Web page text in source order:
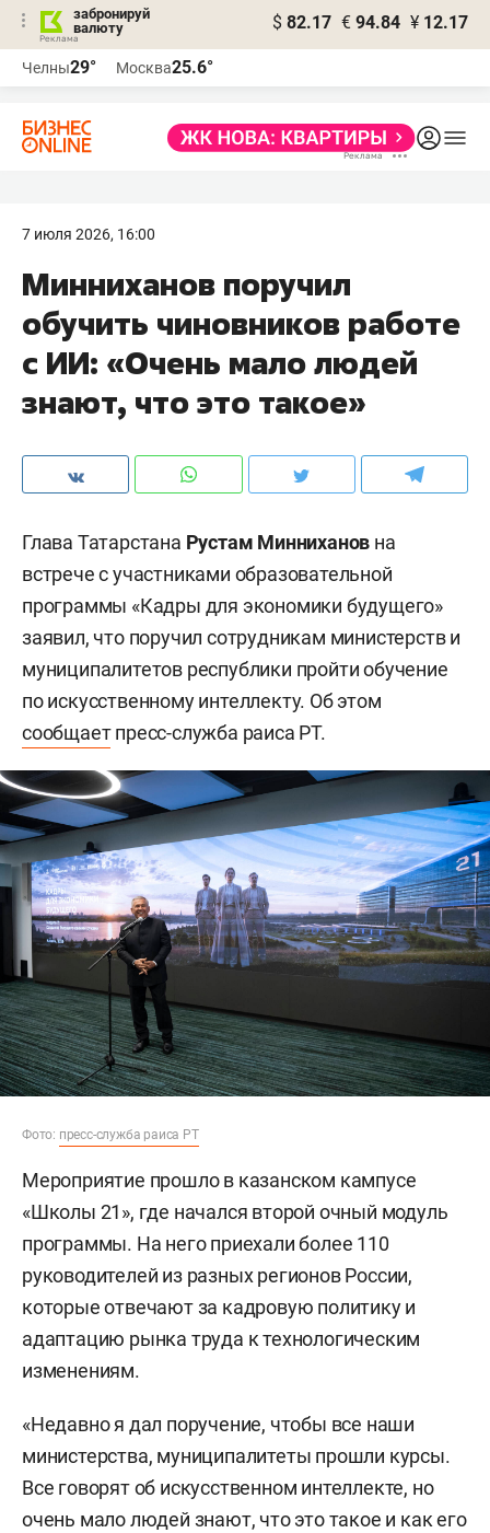
забронируй
валюту
$ 82.17 € 94.84 ¥ 12.17
Челны29° Москва25.6°
7 июля 2026, 16:00
Минниханов поручил
обучить чиновников работе
с ИИ: «Очень мало людей
знают, что это такое»
Глава Татарстана Рустам Минниханов на
встрече с участниками образовательной
программы «Кадры для экономики будущего»
заявил, что поручил сотрудникам министерств и
муниципалитетов республики пройти обучение
по искусственному интеллекту. Об этом
сообщаетпресс-служба раиса РТ.
Фото: пресс-служба раиса РТ
Мероприятие прошло в казанском кампусе
«Школы 21», где начался второй очный модуль
программы. На него приехали более 110
руководителей из разных регионов России,
которые отвечают за кадровую политику и
адаптацию рынка труда к технологическим
изменениям.
«Недавно я дал поручение, чтобы все наши
министерства, муниципалитеты прошли курсы.
Все говорят об искусственном интеллекте, но
очень мало людей знают, что это такое и как его